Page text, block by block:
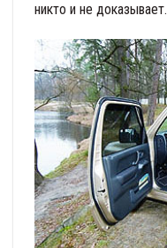
никто и не доказывает.